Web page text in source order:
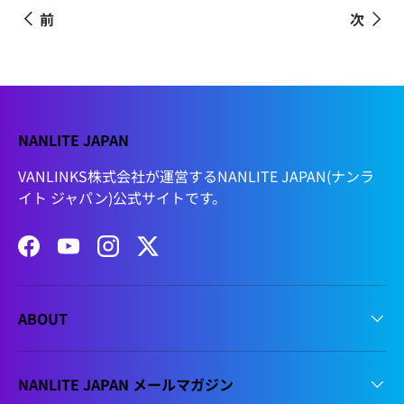
前 次
NANLITE JAPAN
VANLINKS株式会社が運営するNANLITE JAPAN(ナンラ
イト ジャパン)公式サイトです。
FacebookYouTubeInstagramTwitter
ABOUT
NANLITE JAPAN メールマガジン